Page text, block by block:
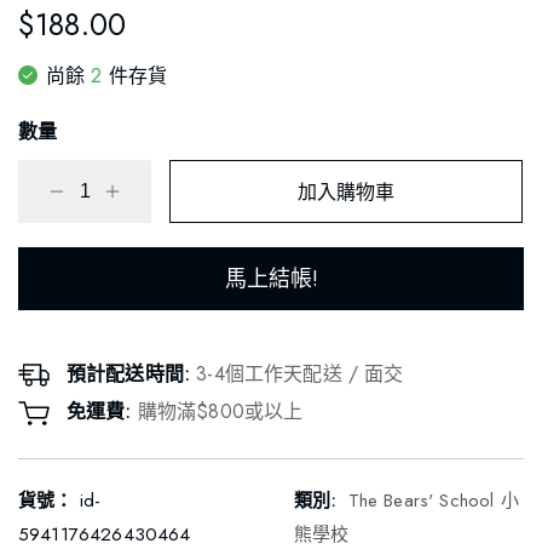
$188.00
尚餘2 件存貨
數量
加入購物車
馬上結帳!
預計配送時間:3-4個工作天配送 / 面交
免運費: 購物滿$800或以上
貨號： id-
5941176426430464
類別: The Bears' School 小
熊學校